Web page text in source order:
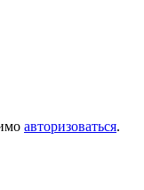
авторизоваться.